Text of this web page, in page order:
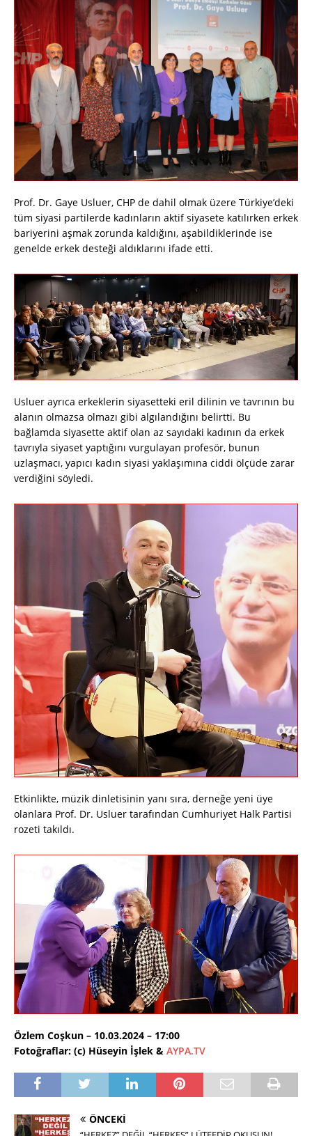
Prof. Dr. Gaye Usluer, CHP de dahil olmak üzere Türkiye’deki
tüm siyasi partilerde kadınların aktif siyasete katılırken erkek
bariyerini aşmak zorunda kaldığını, aşabildiklerinde ise
genelde erkek desteği aldıklarını ifade etti.
Usluer ayrıca erkeklerin siyasetteki eril dilinin ve tavrının bu
alanın olmazsa olmazı gibi algılandığını belirtti. Bu
bağlamda siyasette aktif olan az sayıdaki kadının da erkek
tavrıyla siyaset yaptığını vurgulayan profesör, bunun
uzlaşmacı, yapıcı kadın siyasi yaklaşımına ciddi ölçüde zarar
verdiğini söyledi.
Etkinlikte, müzik dinletisinin yanı sıra, derneğe yeni üye
olanlara Prof. Dr. Usluer tarafından Cumhuriyet Halk Partisi
rozeti takıldı.
Özlem Coşkun – 10.03.2024 – 17:00
Fotoğraflar: (c) Hüseyin İşlek & AYPA.TV
ÖNCEKI